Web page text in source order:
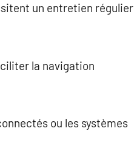
un entretien régulier
la navigation
ou les systèmes